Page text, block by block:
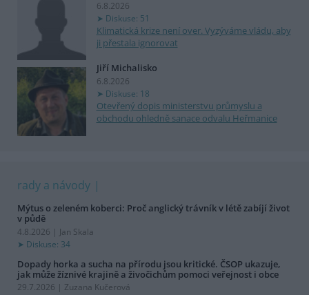
6.8.2026
Diskuse: 51
Klimatická krize není over. Vyzýváme vládu, aby
ji přestala ignorovat
Jiří Michalisko
6.8.2026
Diskuse: 18
Otevřený dopis ministerstvu průmyslu a
obchodu ohledně sanace odvalu Heřmanice
rady a návody
Mýtus o zeleném koberci: Proč anglický trávník v létě zabíjí život
v půdě
4.8.2026 | Jan Skala
Diskuse: 34
Dopady horka a sucha na přírodu jsou kritické. ČSOP ukazuje,
jak může žíznivé krajině a živočichům pomoci veřejnost i obce
29.7.2026 | Zuzana Kučerová